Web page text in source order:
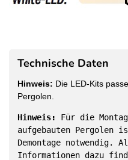
Technische Daten
Hinweis: Die LED-Kits
Pergolen.
Hinweis:
Für die
aufgebauten Pergolen
Demontage notwendig.
Informationen dazu